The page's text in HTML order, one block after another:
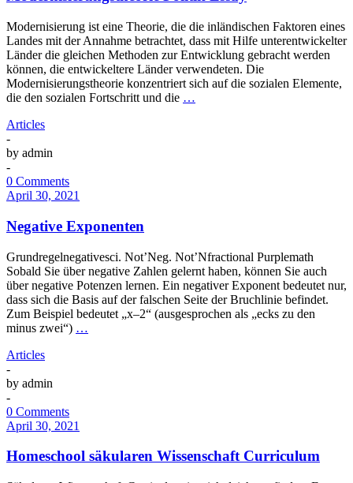
Modernisierung ist eine Theorie, die die inländischen Faktoren eines
Landes mit der Annahme betrachtet, dass mit Hilfe unterentwickelter
Länder die gleichen Methoden zur Entwicklung gebracht werden
können, die entwickeltere Länder verwendeten. Die
Modernisierungstheorie konzentriert sich auf die sozialen Elemente,
die den sozialen Fortschritt und die …
Articles
-
by admin
-
0 Comments
April 30, 2021
Negative Exponenten
Grundregelnegativesci. Not’Neg. Not’Nfractional Purplemath
Sobald Sie über negative Zahlen gelernt haben, können Sie auch
über negative Potenzen lernen. Ein negativer Exponent bedeutet nur,
dass sich die Basis auf der falschen Seite der Bruchlinie befindet.
Zum Beispiel bedeutet „x–2“ (ausgesprochen als „ecks zu den
minus zwei“) …
Articles
-
by admin
-
0 Comments
April 30, 2021
Homeschool säkularen Wissenschaft Curriculum